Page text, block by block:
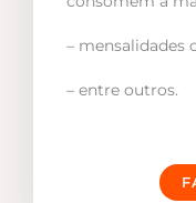
– mensalidades
– entre outros.